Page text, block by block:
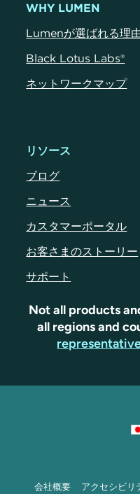
WHY LUMEN
Lumenが選ばれる理
Black Lotus Labs®
ネットワークマップ
リソース
ブログ
ニュース
カスタマーポータル
お客さまのストーリー
サポート
Not all products
all regions and
会社概要 アクセシビリ